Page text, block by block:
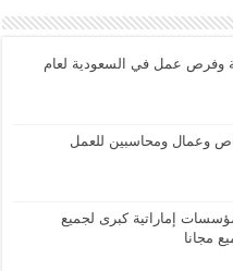
وظائف متنوعة وفرص عمل في السعودية لعام
لسائق خاص وعمال ومحاسبين للعمل
لدى شركات ومؤسسات إماراتية كبرى لجميع
مجانا